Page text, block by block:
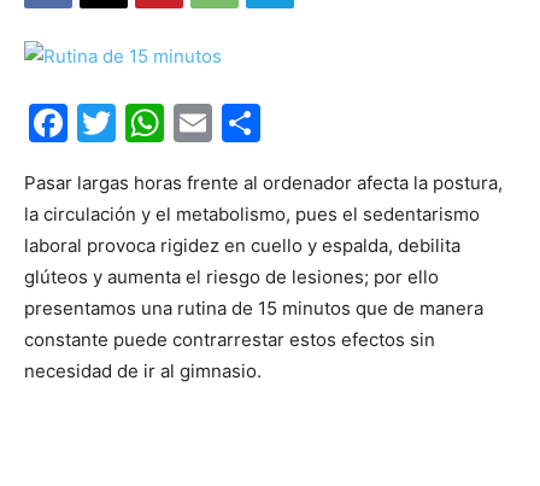
Facebook
Twitter
WhatsApp
Email
Pasar largas horas frente al ordenador afecta la postura,
la circulación y el metabolismo, pues el sedentarismo
laboral provoca rigidez en cuello y espalda, debilita
glúteos y aumenta el riesgo de lesiones; por ello
presentamos una rutina de 15 minutos que de manera
constante puede contrarrestar estos efectos sin
necesidad de ir al gimnasio.